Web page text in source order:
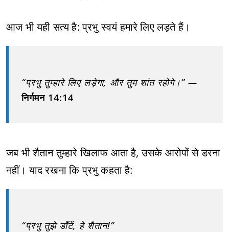
आज भी यही सत्य है: प्रभु स्वयं हमारे लिए लड़ते हैं।
“प्रभु तुम्हारे लिए लड़ेगा, और तुम शांत रहोगे।” —
निर्गमन 14:14
जब भी शैतान तुम्हारे खिलाफ आता है, उसके आरोपों से डरना
नहीं। याद रखना कि प्रभु कहता है:
“प्रभु तुझे डाँटें, हे शैतान!”